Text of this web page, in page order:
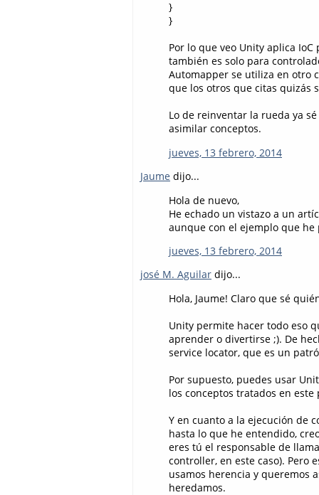
}
}
Por lo que veo Unity aplica
también es solo para
Automapper se utiliza en otro
que los otros que citas quizás
Lo de reinventar la rueda ya
asimilar conceptos.
jueves, 13 febrero, 2014
Jaume dijo...
Hola de nuevo,
He echado un vistazo a un
aunque con el ejemplo que he
jueves, 13 febrero, 2014
josé M. Aguilar dijo...
Hola, Jaume! Claro que sé
Unity permite hacer todo eso
aprender o divertirse ;). De
service locator, que es un
Por supuesto, puedes usar
los conceptos tratados en este
Y en cuanto a la ejecución de
hasta lo que he entendido,
eres tú el responsable de
controller, en este caso). Pero
usamos herencia y queremos
heredamos.